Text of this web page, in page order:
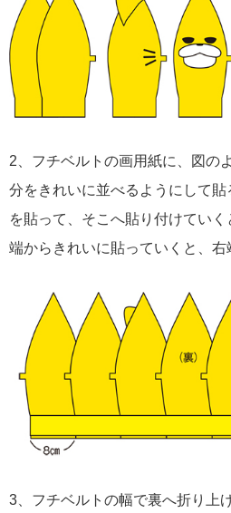
2、フチベルトの画用紙に、図の
分をきれいに並べるようにして
を貼って、そこへ貼り付けてい
端からきれいに貼っていくと、右
3、フチベルトの幅で裏へ折り上げ